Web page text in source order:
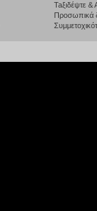
Taξιδέψτε
Προσωπικά